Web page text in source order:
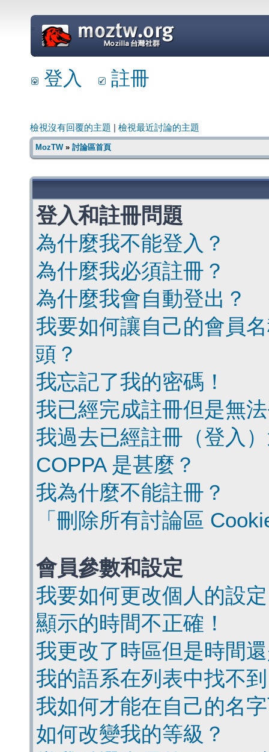
=
登入 註冊
檢視沒有回覆的主題 檢視最近討論的主題
MozTW» 討論區首頁
登入和註冊問題
為什麼我不能登入？
為什麼我必須註冊？
為什麼我會自動登出？
我要如何讓自己的會員
頭？
我忘記了我的密碼！
我已經完成註冊但是無
我過去已經註冊（登入
COPPA 是甚麼？
我為什麼不能註冊？
「刪除所有討論區
會員參數和設定
我要如何更改個人的設
顯示的時間不正確！
我更改了時區但是時間
我的語系在列表中找不
我如何才能在自己的名
如何改變我的等級？